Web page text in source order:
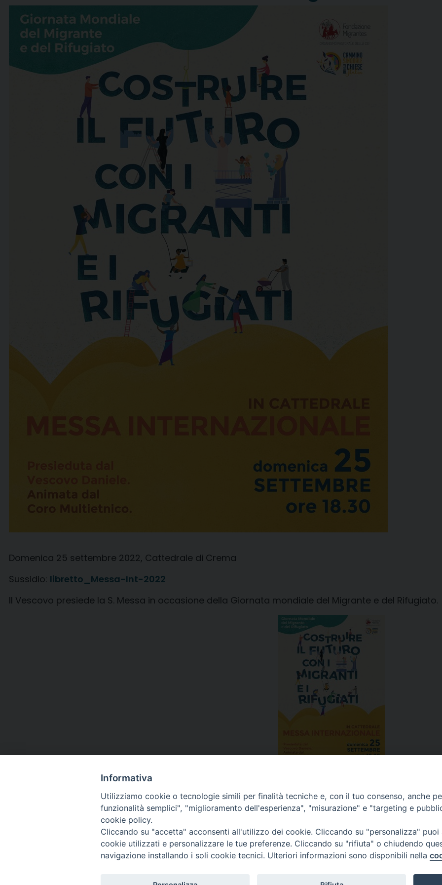
Domenica 25 settembre 2022, Cattedrale di Crema
Sussidio: libretto_Messa-Int-2022
Il Vescovo presiede la S. Messa in occasione della Giornata mondiale del Migrante e del Rifugiato.
Diocesi di
CREMA
Tutti i diritti
Informativa
Utilizziamo cookie o tecnologie simili per finalità tecniche e, con il tuo consenso, anche
funzionalità semplici", "miglioramento dell'esperienza", "misurazione" e "targeting e
cookie policy.
Cliccando su "accetta" acconsenti all'utilizzo dei cookie. Cliccando su "personalizza"
cookie utilizzati e personalizzare le tue preferenze. Cliccando su "rifiuta" o chiudendo
navigazione installando i soli cookie tecnici. Ulteriori informazioni sono disponibili nella